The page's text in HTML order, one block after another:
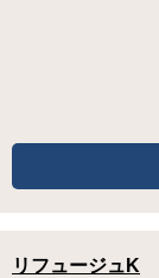
リフュージュK